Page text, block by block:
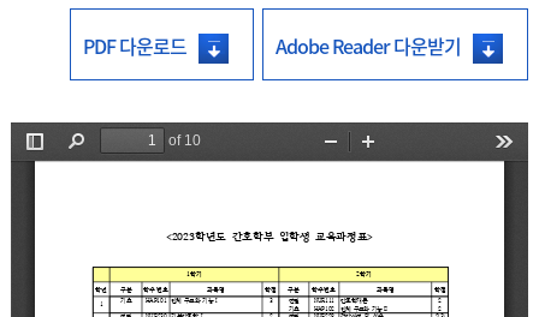
PDF 다운로드 Adobe Reader 다운받기